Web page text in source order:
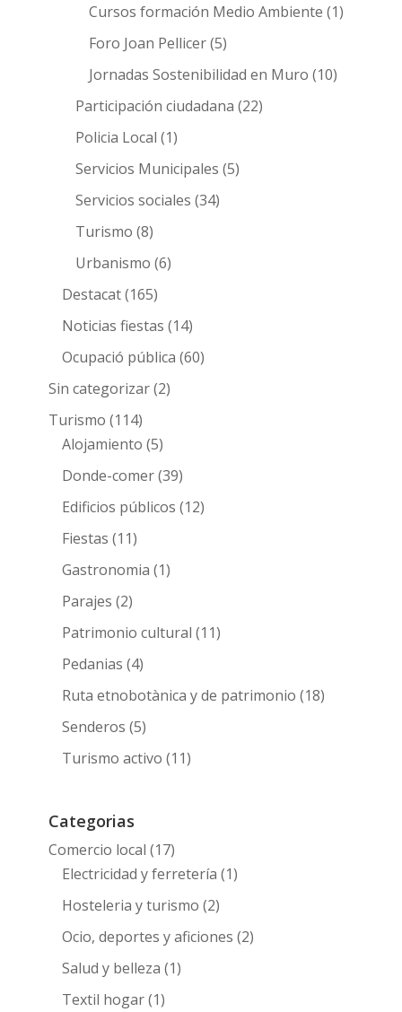
Cursos formación Medio Ambiente (1)
Foro Joan Pellicer(5)
Jornadas Sostenibilidad en Muro (10)
Participación ciudadana (22)
Policia Local (1)
Servicios Municipales (5)
Servicios sociales (34)
Turismo (8)
Urbanismo (6)
Destacat(165)
Noticias fiestas (14)
Ocupació pública (60)
Sin categorizar(2)
Turismo (114)
Alojamiento (5)
Donde-comer(39)
Edificios públicos (12)
Fiestas (11)
Gastronomia (1)
Parajes (2)
Patrimonio cultural (11)
Pedanias (4)
Ruta etnobotànica y de patrimonio (18)
Senderos (5)
Turismo activo (11)
Categorias
Comercio local (17)
Electricidad y ferretería (1)
Hosteleria y turismo (2)
Ocio, deportes y aficiones (2)
Salud y belleza (1)
Textil hogar(1)